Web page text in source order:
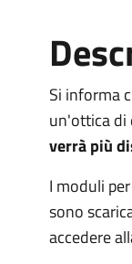
Si informa
un'ottica di
verrà più
I moduli per
sono
accedere